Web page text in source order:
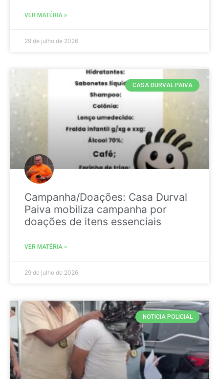
VER MATÉRIA »
29 de julho de 2026
CASA DURVAL PAIVA
Campanha/Doações: Casa Durval
Paiva mobiliza campanha por
doações de itens essenciais
VER MATÉRIA »
29 de julho de 2026
NOTICIA POLICIAL